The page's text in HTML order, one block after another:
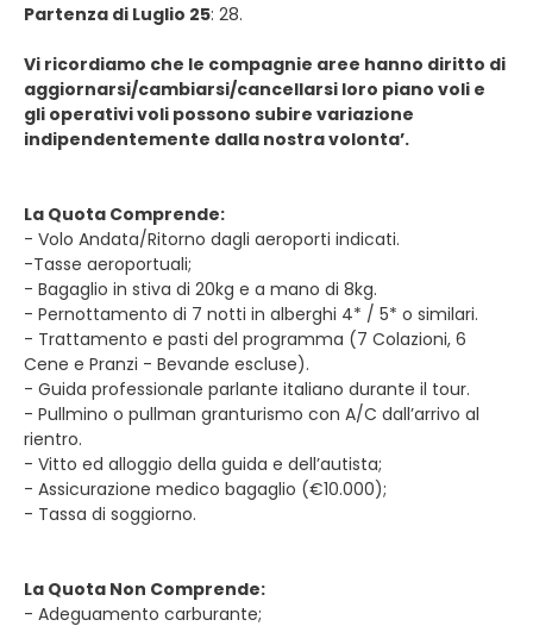
Partenza di Luglio 25: 28.
Vi ricordiamo che le compagnie aree hanno diritto di
aggiornarsi/cambiarsi/cancellarsi loro piano voli e
gli operativi voli possono subire variazione
indipendentemente dalla nostra volonta’.
La Quota Comprende:
- Volo Andata/Ritorno dagli aeroporti indicati.
-Tasse aeroportuali;
- Bagaglio in stiva di 20kg e a mano di 8kg.
- Pernottamento di 7 notti in alberghi 4* / 5* o similari.
- Trattamento e pasti del programma (7 Colazioni, 6
Cene e Pranzi - Bevande escluse).
- Guida professionale parlante italiano durante il tour.
- Pullmino o pullman granturismo con A/C dall’arrivo al
rientro.
- Vitto ed alloggio della guida e dell’autista;
- Assicurazione medico bagaglio (€10.000);
- Tassa di soggiorno.
La Quota Non Comprende:
- Adeguamento carburante;